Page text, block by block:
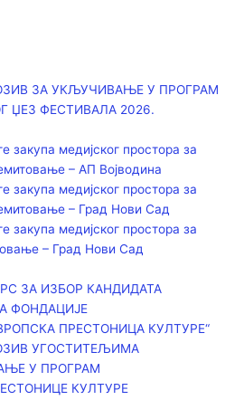
ЗА УКЉУЧИВАЊЕ У ПРОГРАМ
ЏЕЗ ФЕСТИВАЛА 2026.
закупа медијског простора за
– АП Војводинa
закупа медијског простора за
– Град Нови Сад
закупа медијског простора за
– Град Нови Сад
ЗА ИЗБОР КАНДИДАТА
ФОНДАЦИЈЕ
ПРЕСТОНИЦА КУЛТУРЕ“
УГОСТИТЕЉИМА
У ПРОГРАМ
КУЛТУРЕ